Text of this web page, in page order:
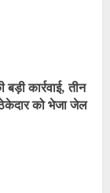
कार्रवाई, तीन
को भेजा जेल